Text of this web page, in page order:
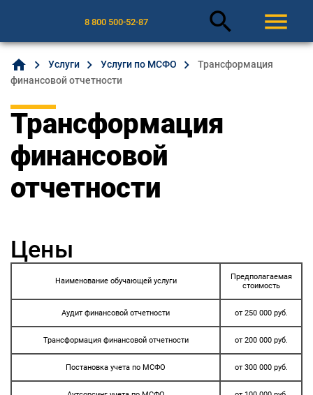
8 800 500-52-87 search menu
home Услуги Услуги по МСФО
Трансформация
финансовой отчетности
Трансформация
финансовой
отчетности
Цены
Наименование обучающей услуги
Предполагаемая
стоимость
Аудит финансовой отчетности от 250 000 руб.
Трансформация финансовой отчетности от 200 000 руб.
Постановка учета по МСФО от 300 000 руб.